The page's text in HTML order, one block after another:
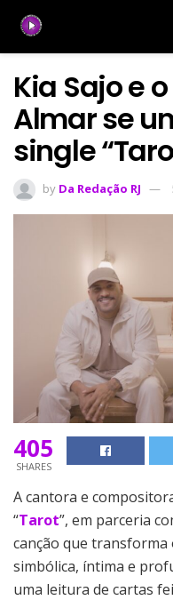
Kia Sajo e
Almar se
single
by Da Redação RJ
405
SHARES
A cantora e
“Tarot”, em parceria
canção que
simbólica, íntima e
uma leitura de cartas